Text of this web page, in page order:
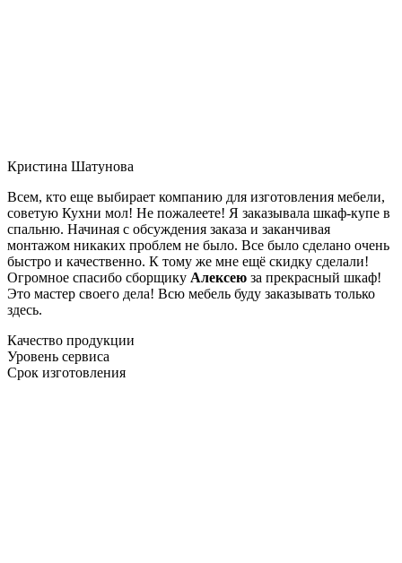
Кристина Шатунова
Всем, кто еще выбирает компанию для изготовления мебели,
советую Кухни мол! Не пожалеете! Я заказывала шкаф-купе в
спальню. Начиная с обсуждения заказа и заканчивая
монтажом никаких проблем не было. Все было сделано очень
быстро и качественно. К тому же мне ещё скидку сделали!
Огромное спасибо сборщику Алексею за прекрасный шкаф!
Это мастер своего дела! Всю мебель буду заказывать только
здесь.
Качество продукции
Уровень сервиса
Срок изготовления